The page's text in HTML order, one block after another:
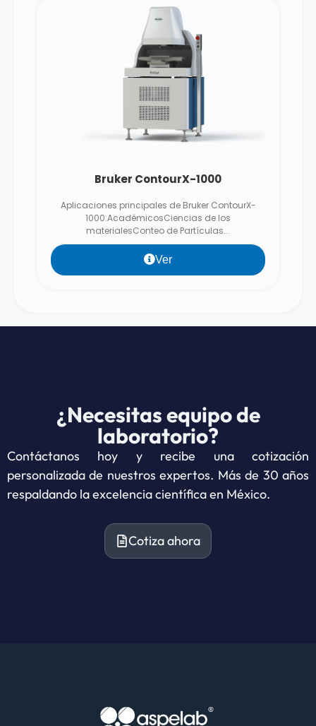
Bruker ContourX-1000
Aplicaciones principales de Bruker ContourX-
1000:AcadémicosCiencias de los
materialesConteo de Partículas...
Ver
¿Necesitas equipo de
laboratorio?
Contáctanos hoy y recibe una cotización
personalizada de nuestros expertos. Más de 30 años
respaldando la excelencia científica en México.
Cotiza ahora